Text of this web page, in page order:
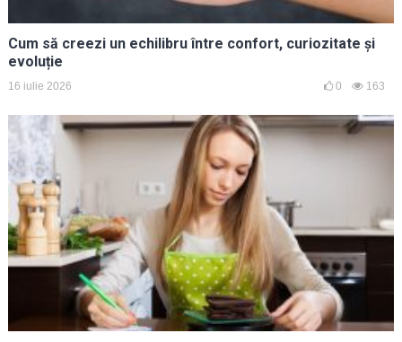
Cum să creezi un echilibru între confort, curiozitate și
evoluție
16 iulie 2026 0 163